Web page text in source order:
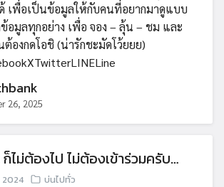
ด้ เพื่อเป็นข้อมูลให้กับคนที่อยากมาดูแบบ
อมูลทุกอย่าง เพื่อ จอง – ลุ้น – ชม และ
องกดโอชิ (น่ารักชะมัดโว้ยยย)
26, 2025
ก็ไม่ต้องไป ไม่ต้องเข้าร่วมครับ…
2024 บ่นไปทั่ว